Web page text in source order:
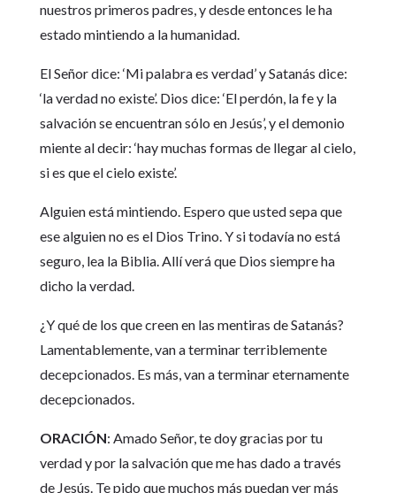
nuestros primeros padres, y desde entonces le ha
estado mintiendo a la humanidad.
El Señor dice: ‘Mi palabra es verdad’ y Satanás dice:
‘la verdad no existe’. Dios dice: ‘El perdón, la fe y la
salvación se encuentran sólo en Jesús’, y el demonio
miente al decir: ‘hay muchas formas de llegar al cielo,
si es que el cielo existe’.
Alguien está mintiendo. Espero que usted sepa que
ese alguien no es el Dios Trino. Y si todavía no está
seguro, lea la Biblia. Allí verá que Dios siempre ha
dicho la verdad.
¿Y qué de los que creen en las mentiras de Satanás?
Lamentablemente, van a terminar terriblemente
decepcionados. Es más, van a terminar eternamente
decepcionados.
ORACIÓN: Amado Señor, te doy gracias por tu
verdad y por la salvación que me has dado a través
de Jesús. Te pido que muchos más puedan ver más